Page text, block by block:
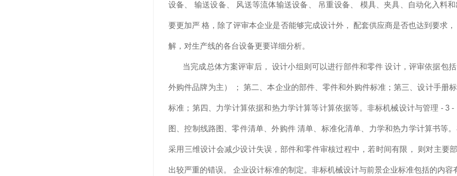
设备、 输送设备、 风送等流体输送设备、 吊重设备、 模具、夹具、自动化入料
要更加严 格，除了评审本企业是否能够完成设计外， 配套供应商是否也达到要求
解，对生产线的各台设备更要详细分析。
当完成总体方案评审后， 设计小组则可以进行部件和零件 设计，评审依据包
外购件品牌为主） ； 第二、本企业的部件、零件和外购件标准；第三、设计手册
标准；第四、力学计算依据和热力学计算等计算依据等。非标机械设计与管理 - 3
图、控制线路图、零件清单、外购件 清单、标准化清单、力学和热力学计算书等
采用三维设计会减少设计失误，部件和零件审核过程中，若时间有限， 则对主要
出较严重的错误。 企业设计标准的制定。非标机械设计与前景企业标准包括的内容